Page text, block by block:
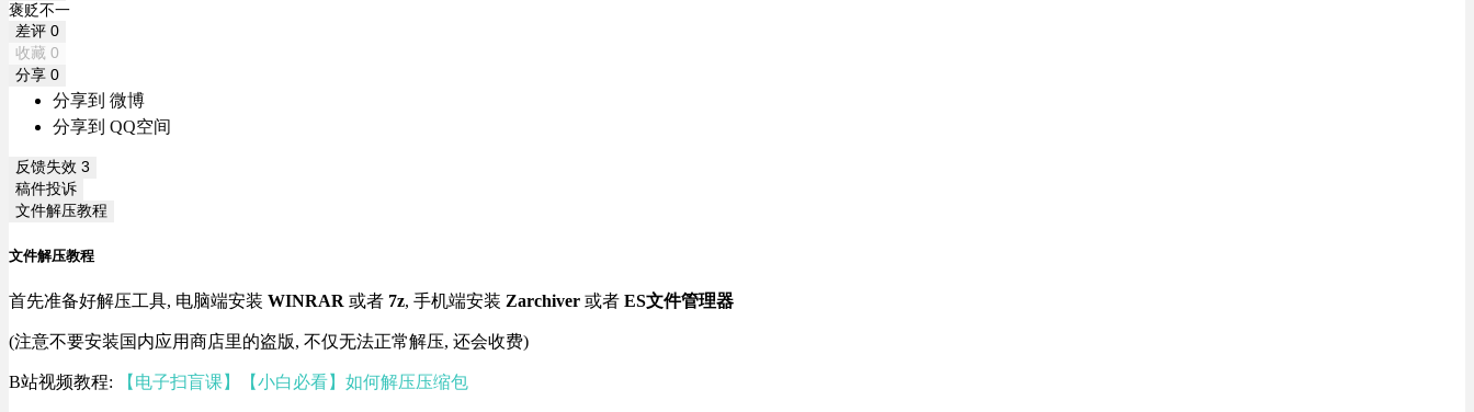
褒贬不一
差评 0
收藏 0
分享 0
分享到 微博
分享到 QQ空间
反馈失效 3
稿件投诉
文件解压教程
文件解压教程
首先准备好解压工具, 电脑端安装 WINRAR 或者 7z, 手机端安装 Zarchiver 或者 ES文件管理器
(注意不要安装国内应用商店里的盗版, 不仅无法正常解压, 还会收费)
B站视频教程: 【电子扫盲课】【小白必看】如何解压压缩包